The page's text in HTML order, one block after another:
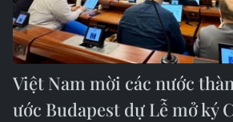
Việt Nam mời các nước
ước Budapest dự Lễ mở ký